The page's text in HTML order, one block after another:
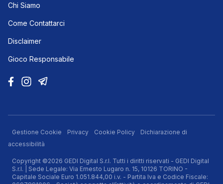
Chi Siamo
Come Contattarci
Disclaimer
Gioco Responsabile
Gestione Cookie Privacy Cookie Policy
Dichiarazione di
accessibilità
Copyright ©2026 GEDI Digital S.r.l. Tutti i diritti riservati - GEDI Digital
S.r.l. | Sede Legale: Via Ernesto Lugaro n. 15, 10126 TORINO -
Capitale Sociale Euro 1.051.844,00 i.v. - Partita Iva e Codice Fiscale: